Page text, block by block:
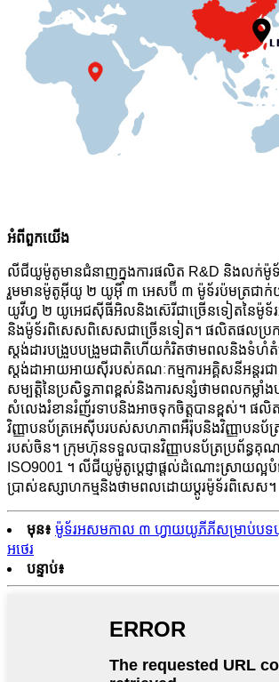
អំពី​ពួក​យើង
លីជីយូម៉ូតូមានជំនាញក្នុងការផលិត R&D និងលក់ម៉ូ
រួមមានម៉ូតូអ៊ីយូ ២ យូអ៊ី ៣ អេសប៊ី ៣ ម៉ូទ័រប៉មត្រជា
យូវីហ្វ ២ យូអេជស៊ីធីអិលនិងស៊េរីជាច្រើនទៀតនៃម៉ូទ័
និងម៉ូទ័រពិសេសពិសេសជាច្រើនទៀត។ ផលិតផលប្រកាន់
ស្តង់ដារបង្រួបបង្រួមជាតិហើយកំរិតថាមពលនិងទំហំ
ស្តង់ដាអាយអាយស៊ីរបស់គណៈកម្មការអគ្គិសនីអន្តរជ
សម្បត្តិនៃប្រសិទ្ធភាពខ្ពស់និងការសន្សំថាមពលកម្លាំង
សំលេងរំខានរំញ័រទាបនិងអាចទុកចិត្តបានខ្ពស់។ ផលិ
វិញ្ញាបនប័ត្រអេស៊ីបរបស់សហភាពអឺរ៉ុបនិងវិញ្ញាបនប័
របស់ចិន។ ក្រុមហ៊ុនទទួលបានវិញ្ញាបនប័ត្រប្រព័ន្ធគុណ
ISO9001 ។ លីជីយូម៉ូតូប្តេជ្ញាផ្តល់ដំណោះស្រាយល្អបំ
ប្រាស់ឧស្សាហកម្មនិងថាមពលដោយប្តូរម៉ូទ័រពិសេស។
មុន៖ ម៉ូទ័រអសមកាល ៣ ហ្វាយយូភីភីសម្រាប់បទប្ប
អថេរ
បន្ទាប់៖